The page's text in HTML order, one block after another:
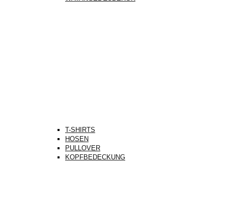
T-SHIRTS
HOSEN
PULLOVER
KOPFBEDECKUNG